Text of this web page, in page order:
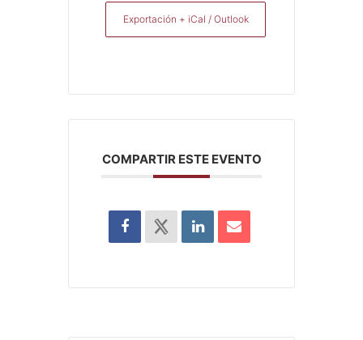
Exportación + iCal / Outlook
COMPARTIR ESTE EVENTO